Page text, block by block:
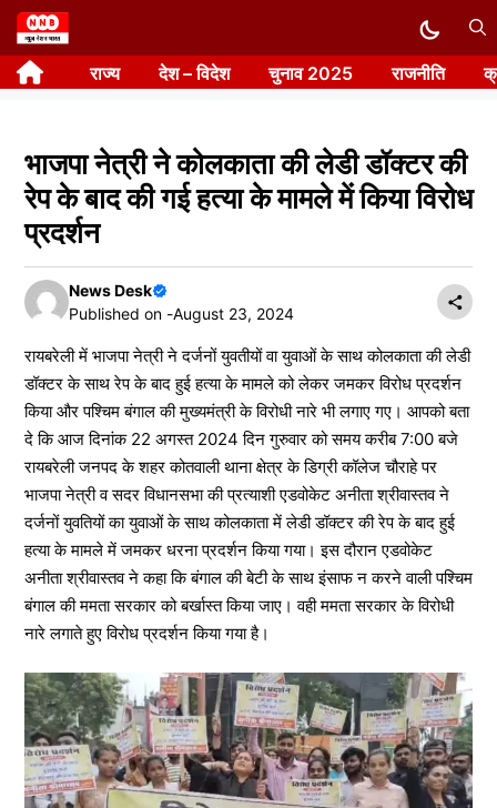
Skip
to
content राज्य देश – विदेश चुनाव 2025 राजनीति
भाजपा नेत्री ने कोलकाता की लेडी डॉक्टर की
रेप के बाद की गई हत्या के मामले में किया विरोध
प्रदर्शन
News Desk
Published on -August 23, 2024
रायबरेली में भाजपा नेत्री ने दर्जनों युवतीयों वा युवाओं के साथ कोलकाता की लेडी
डॉक्टर के साथ रेप के बाद हुई हत्या के मामले को लेकर जमकर विरोध प्रदर्शन
किया और पश्चिम बंगाल की मुख्यमंत्री के विरोधी नारे भी लगाए गए। आपको बता
दे कि आज दिनांक 22 अगस्त 2024 दिन गुरुवार को समय करीब 7:00 बजे
रायबरेली जनपद के शहर कोतवाली थाना क्षेत्र के डिग्री कॉलेज चौराहे पर
भाजपा नेत्री व सदर विधानसभा की प्रत्याशी एडवोकेट अनीता श्रीवास्तव ने
दर्जनों युवतियों का युवाओं के साथ कोलकाता में लेडी डॉक्टर की रेप के बाद हुई
हत्या के मामले में जमकर धरना प्रदर्शन किया गया। इस दौरान एडवोकेट
अनीता श्रीवास्तव ने कहा कि बंगाल की बेटी के साथ इंसाफ न करने वाली पश्चिम
बंगाल की ममता सरकार को बर्खास्त किया जाए। वही ममता सरकार के विरोधी
नारे लगाते हुए विरोध प्रदर्शन किया गया है।